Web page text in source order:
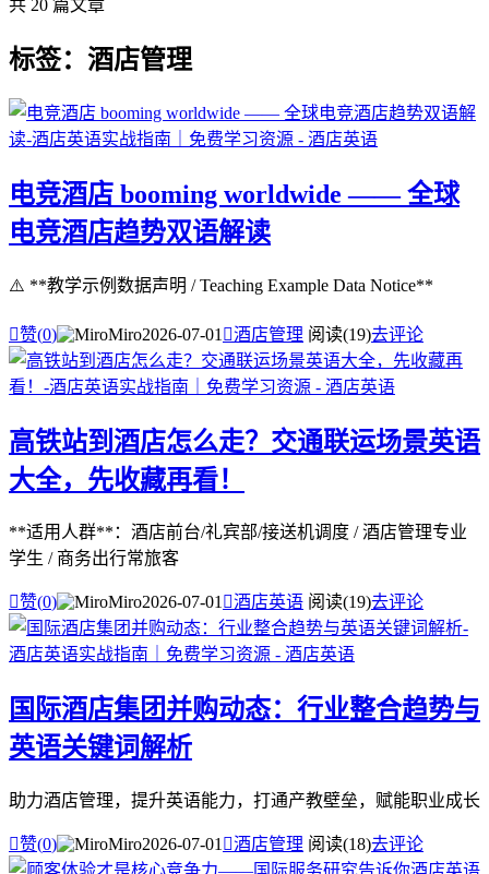
共 20 篇文章
标签：酒店管理
电竞酒店 booming worldwide —— 全球
电竞酒店趋势双语解读
⚠️ **教学示例数据声明 / Teaching Example Data Notice**
赞(0) Miro2026-07-01 酒店管理 阅读(19)去评论
高铁站到酒店怎么走？交通联运场景英语
大全，先收藏再看！
**适用人群**：酒店前台/礼宾部/接送机调度 / 酒店管理专业
学生 / 商务出行常旅客
赞(0) Miro2026-07-01酒店英语 阅读(19)去评论
国际酒店集团并购动态：行业整合趋势与
英语关键词解析
助力酒店管理，提升英语能力，打通产教壁垒，赋能职业成长
赞(0) Miro2026-07-01 酒店管理 阅读(18)去评论